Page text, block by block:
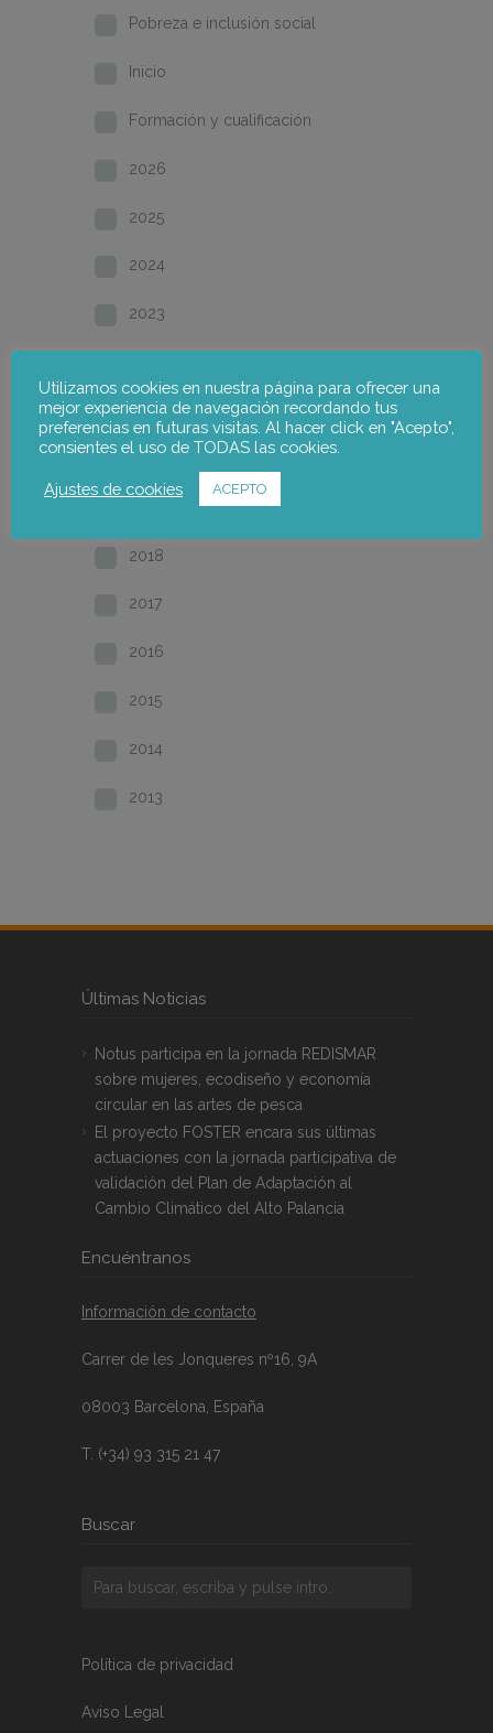
Pobreza e inclusión social
Inicio
Formación y cualificación
2026
2025
2024
2023
2021
2020
2018
2017
2016
2015
2014
2013
Últimas Noticias
Notus participa en la jornada REDISMAR
sobre mujeres, ecodiseño y economía
circular en las artes de pesca
El proyecto FOSTER encara sus últimas
actuaciones con la jornada participativa de
validación del Plan de Adaptación al
Cambio Climático del Alto Palancia
Encuéntranos
Información de contacto
Carrer de les Jonqueres nº16, 9A
08003 Barcelona, España
T. (+34) 93 315 21 47
Buscar
Política de privacidad
Aviso Legal
Utilizamos cookies en nuestra página para ofrecer una
mejor experiencia de navegación recordando tus
preferencias en futuras visitas. Al hacer click en "Acepto",
consientes el uso de TODAS las cookies.
Ajustes de cookies ACEPTO